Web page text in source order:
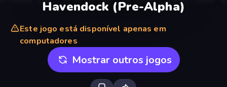
Havendock (Pre-Alpha)
Este jogo está disponível apenas em
computadores
Mostrar outros jogos